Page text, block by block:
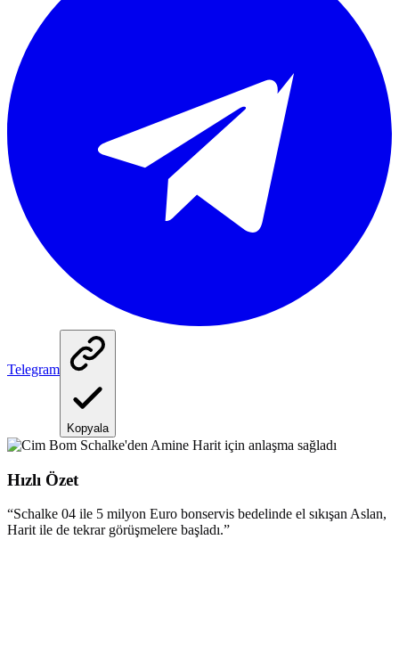
Telegram
Kopyala
Hızlı Özet
“Schalke 04 ile 5 milyon Euro bonservis bedelinde el sıkışan Aslan,
Harit ile de tekrar görüşmelere başladı.”